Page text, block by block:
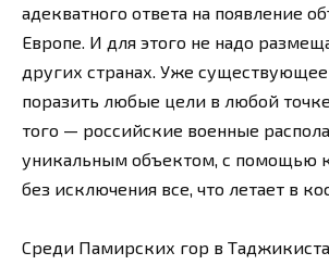
адекватного ответа на появление
Европе. И для этого не надо
других странах. Уже
поразить любые цели в любой
того — российские военные
уникальным объектом, с помощью
без исключения все, что летает в
Среди Памирских гор в